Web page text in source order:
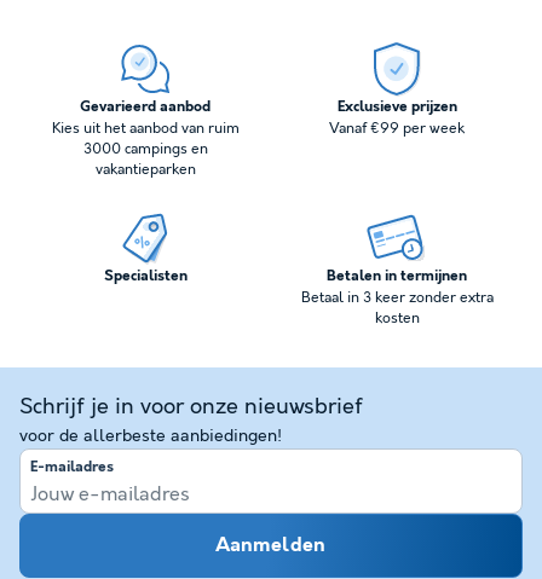
Gevarieerd aanbod
Kies uit het aanbod van ruim
3000 campings en
vakantieparken
Exclusieve prijzen
Vanaf €99 per week
Specialisten Betalen in termijnen
Betaal in 3 keer zonder extra
kosten
Schrijf je in voor onze nieuwsbrief
voor de allerbeste aanbiedingen!
E-mailadres
Aanmelden